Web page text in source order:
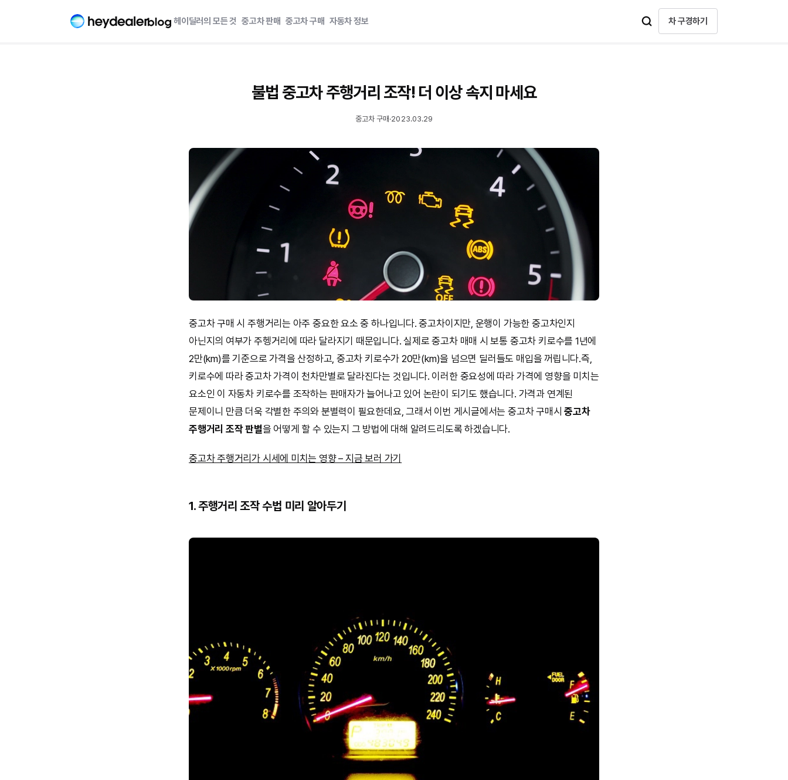
헤이딜러의 모든 것 중고차 판매 중고차 구매 자동차 정보 차 구경하기
불법 중고차 주행거리 조작! 더 이상 속지 마세요
중고차 구매 ·2023.03.29
중고차 구매 시 주행거리는 아주 중요한 요소 중 하나입니다. 중고차이지만, 운행이 가능한 중고차인지
아닌지의 여부가 주헹거리에 따라 달라지기 때문입니다. 실제로 중고차 매매 시 보통 중고차 키로수를 1년에
2만(km)를 기준으로 가격을 산정하고, 중고차 키로수가 20만(km)을 넘으면 딜러들도 매입을 꺼립니다.즉,
키로수에 따라 중고차 가격이 천차만별로 달라진다는 것입니다. 이러한 중요성에 따라 가격에 영향을 미치는
요소인 이 자동차 키로수를 조작하는 판매자가 늘어나고 있어 논란이 되기도 했습니다. 가격과 연계된
문제이니 만큼 더욱 각별한 주의와 분별력이 필요한데요, 그래서 이번 게시글에서는 중고차 구매시중고차
주행거리 조작 판별을 어떻게 할 수 있는지 그 방법에 대해 알려드리도록 하겠습니다.
중고차 주행거리가 시세에 미치는 영향 – 지금 보러 가기
1. 주행거리 조작 수법 미리 알아두기